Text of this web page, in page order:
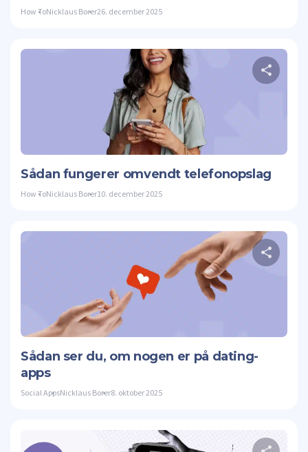
How ToNicklaus Borer26. december 2025
Sådan fungerer omvendt telefonopslag
How ToNicklaus Borer10. december 2025
Sådan ser du, om nogen er på dating-
apps
Social AppsNicklaus Borer8. oktober 2025